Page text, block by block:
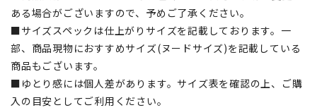
ある場合がございますので、予めご了承ください。
■サイズスペックは仕上がりサイズを記載しております。一
部、商品現物におすすめサイズ(ヌードサイズ)を記載している
商品もございます。
■ゆとり感には個人差があります。サイズ表を確認の上、ご購
入の目安としてご利用ください。